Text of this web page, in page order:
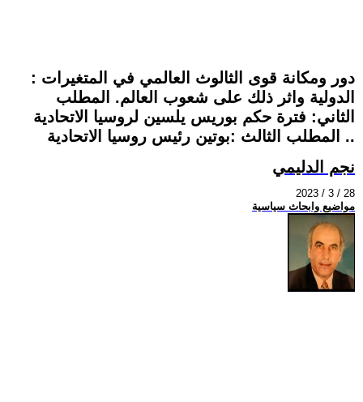
: دور ومكانة قوى الثالوث العالمي في المتغيرات
الدولية واثر ذلك على شعوب العالم. المطلب
الثاني: فترة حكم بوريس يلسين لروسيا الاتحادية
. المطلب الثالث :بوتين رئيس روسيا الاتحادية.
نجم الدليمي
2023 / 3 / 28
مواضيع وابحاث سياسية